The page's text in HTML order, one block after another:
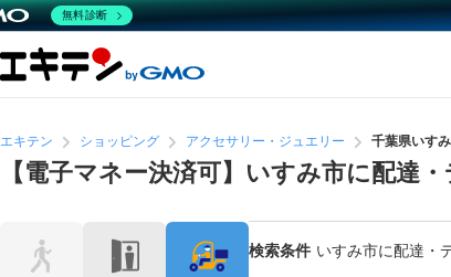
エキテン ショッピング アクセサリー・ジュエリー 千葉県いす
【電子マネー決済可】いすみ市に配達
検索条件 いすみ市に配達・
無料診断